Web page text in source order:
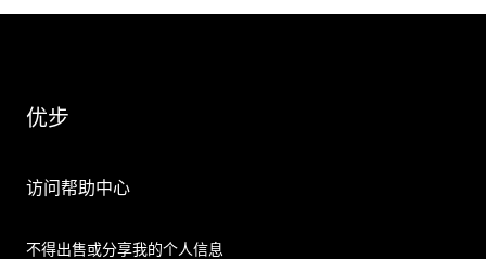
优步
访问帮助中心
不得出售或分享我的个人信息